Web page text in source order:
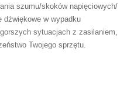
szumu/skoków napięciowych/
dźwiękowe w wypadku
sytuacjach z zasilaniem,
Twojego sprzętu.